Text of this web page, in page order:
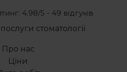
4.98/5 - 49 відгуків
стоматології
Про нас
Ціни